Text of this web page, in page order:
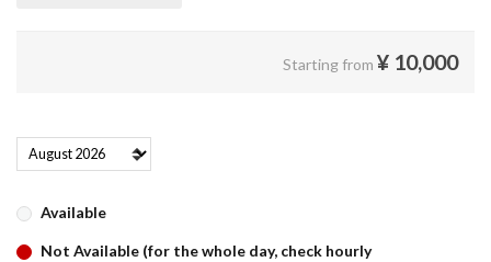
Starting from ¥ 10,000
Available
Not Available (for the whole day, check hourly